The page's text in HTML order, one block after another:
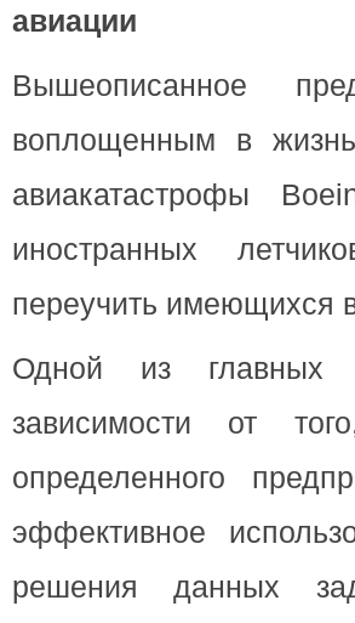
авиации
Вышеописанное
воплощенным в
авиакатастрофы
иностранных
переучить имеющихся
Одной из главных
зависимости от
определенного
эффективное
решения данных